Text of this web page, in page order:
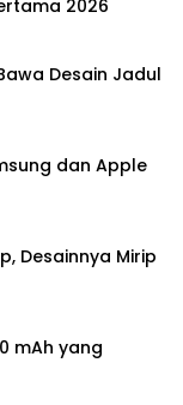
2026
Desain Jadul
dan Apple
Desainnya Mirip
mAh yang